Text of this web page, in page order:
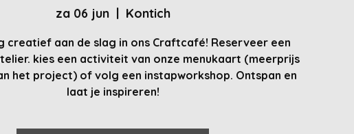
za 06 jun
  |
Kontich
creatief aan de slag in ons Craftcafé! Reserveer een
kies een activiteit van onze menukaart (meerprijs
het project) of volg een instapworkshop. Ontspan en
laat je inspireren!